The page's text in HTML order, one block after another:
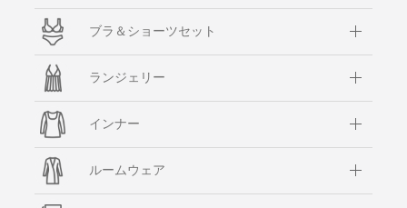
ブラ＆ショーツセット
ランジェリー
インナー
ルームウェア